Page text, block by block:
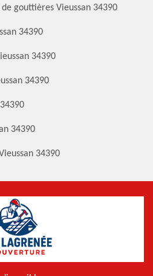
gouttières Vieussan 34390
34390
34390
34390
34390
34390